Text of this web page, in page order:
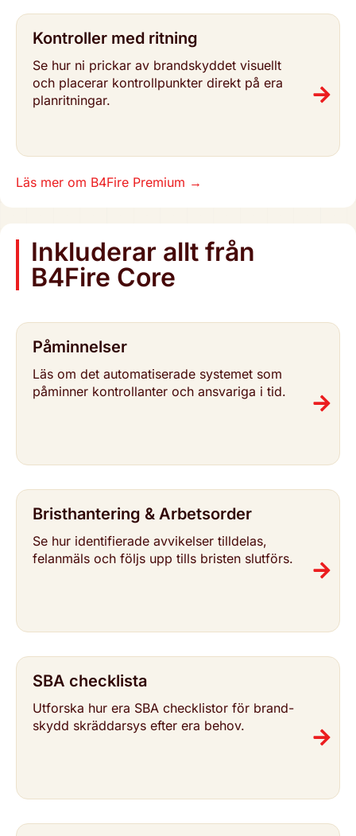
Kon­trol­ler med ritning
Se hur ni prickar av brand­skyd­det visuellt
och placerar kon­troll­punk­ter direkt på era
plan­rit­ning­ar.
Läs mer om B4Fire Premium →
Inklu­de­rar allt från
B4Fire Core
Påmin­nel­ser
Läs om det auto­ma­ti­se­ra­de systemet som
påminner kon­trol­lan­ter och ansvariga i tid.
Brist­han­te­ring & Arbets­or­der
Se hur iden­ti­fi­e­ra­de avvi­kel­ser tilldelas,
felanmäls och följs upp tills bristen slutförs.
SBA check­lis­ta
Utforska hur era SBA check­lis­tor för brand­
skydd skräd­dar­sys efter era behov.